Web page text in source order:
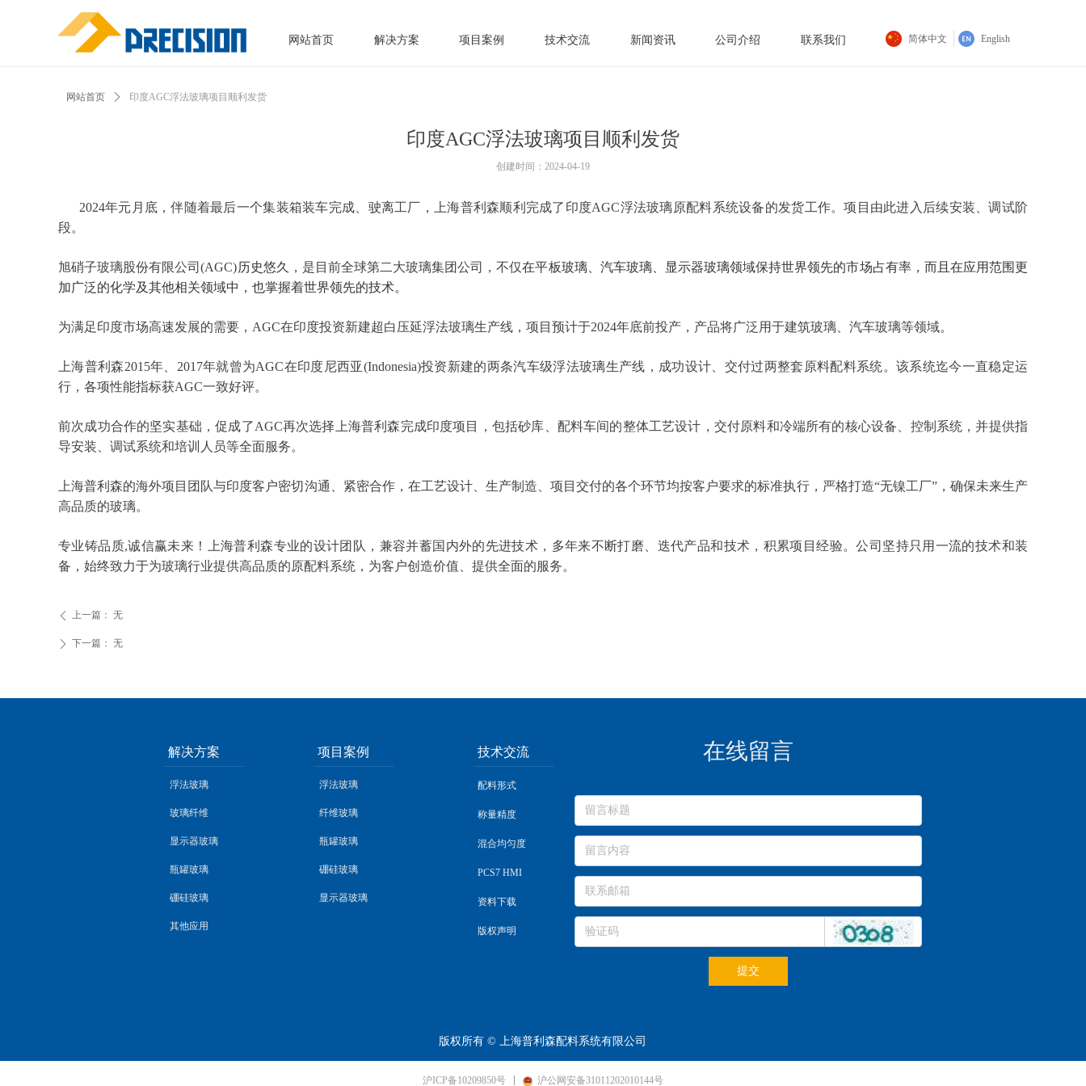
网站首页 解决方案 项目案例 技术交流 新闻资讯 公司介绍 联系我们 简体中文 English
ꄲ 下一篇： 无
2024年元月底，伴随着最后一个集装箱装车完成、驶离工厂，上海普利森顺利完成了印度AGC浮法玻璃原配料系统设备的发货工作。项目由此进入后续安装、调试阶
段。
旭硝子玻璃股份有限公司(AGC)历史悠久 ，是目前全球第二大玻璃集团公司，不仅在平板玻璃、汽车玻璃、显示器玻璃领域保持世界领先的市场占有率，而且在应用范围更
加广泛的化学及其他相关领域中，也掌握着世界领先的技术。
为满足印度市场高速发展的需要， AGC在印度投资新建超白压延浮法玻璃生产线，项目预计于2024年底前投产，产品将广泛用于建筑玻璃、汽车玻璃等领域。
上海普利森2015年、 2017年就曾为AGC在印度尼西亚(Indonesia)投资新建的两条汽车级浮法玻璃生产线，成功设计、交付过两整套原料配料系统。该系统迄今一直稳定运
行，各项性能指标获AGC一致好评。
前次成功合作的坚实基础，促成了AGC再次选择上海普利森完成印度项目，包括砂库、配料车间的整体工艺设计，交付原料和冷端所有的核心设备、控制系统，并提供指
导安装、调试系统和培训人员等全面服务。
上海普利森的海外项目团队与印度客户密切沟通、紧密合作，在工艺设计、生产制造、项目交付的各个环节均按客户要求的标准执行，严格打造“无镍工厂”，确保未来生产
高品质的玻璃。
专业铸品质,诚信赢未来！上海普利森专业的设计团队，兼容并蓄国内外的先进技术，多年来不断打磨、迭代产品和技术，积累项目经验。公司坚持只用一流的技术和装
备，始终致力于为玻璃行业提供高品质的原配料系统，为客户创造价值、提供全面的服务。
ꄴ 上一篇： 无
创建时间： 2024-04-19
印度AGC浮法玻璃项目顺利发货
网站首页 ꄲ 印度AGC浮法玻璃项目顺利发货
浮法玻璃
纤维玻璃
瓶罐玻璃
硼硅玻璃
显示器玻璃
项目案例
配料形式
称量精度
混合均匀度
PCS7 HMI
资料下载
版权声明
技术交流
浮法玻璃
玻璃纤维
显示器玻璃
瓶罐玻璃
硼硅玻璃
其他应用
解决方案 在线留言
提交
版权所有 © 上海普利森配料系统有限公司
沪ICP备10209850号 沪公网安备31011202010144号